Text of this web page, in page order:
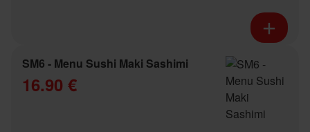
SM6 - Menu Sushi Maki Sashimi
16.90 €